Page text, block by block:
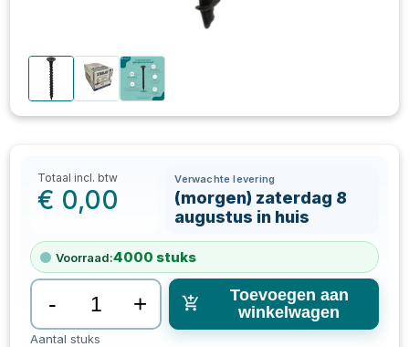
Totaal incl. btw
€ 0,00
Verwachte levering
(morgen) zaterdag 8
augustus in huis
Voorraad:4000 stuks
- +
Toevoegen aan
winkelwagen
Aantal stuks